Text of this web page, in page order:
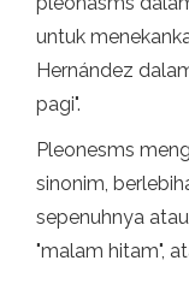
untuk
Hernández
pagi".
Pleonesms
sinonim,
sepenuhnya
"malam hitam",